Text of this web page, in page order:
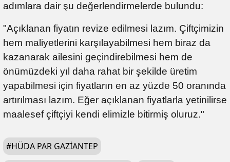
adımlara dair şu değerlendirmelerde bulundu:
"Açıklanan fiyatın revize edilmesi lazım. Çiftçimizin
hem maliyetlerini karşılayabilmesi hem biraz da
kazanarak ailesini geçindirebilmesi hem de
önümüzdeki yıl daha rahat bir şekilde üretim
yapabilmesi için fiyatların en az yüzde 50 oranında
artırılması lazım. Eğer açıklanan fiyatlarla yetinilirse
maalesef çiftçiyi kendi elimizle bitirmiş oluruz."
#HÜDA PAR GAZIANTEP